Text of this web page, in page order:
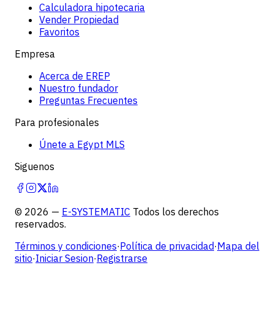
Calculadora hipotecaria
Vender Propiedad
Favoritos
Empresa
Acerca de EREP
Nuestro fundador
Preguntas Frecuentes
Para profesionales
Únete a Egypt MLS
Siguenos
© 2026 — E-SYSTEMATIC Todos los derechos
reservados.
Términos y condiciones·Política de privacidad·Mapa del
sitio·Iniciar Sesion·Registrarse